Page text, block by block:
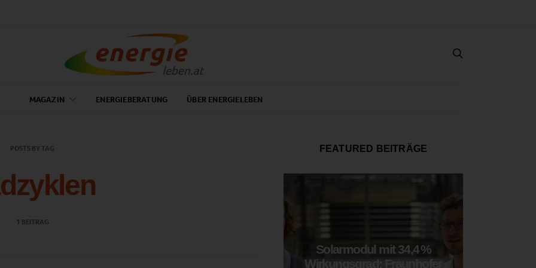
MAGAZIN ENERGIEBERATUNG ÜBER ENERGIELEBEN
POSTS BY TAG
1 BEITRAG
FEATURED BEITRÄGE
Solarmodul mit 34,4 %
Wirkungsgrad: Fraunhofer